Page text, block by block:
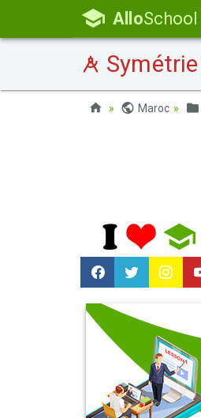
AlloSchool
Maroc